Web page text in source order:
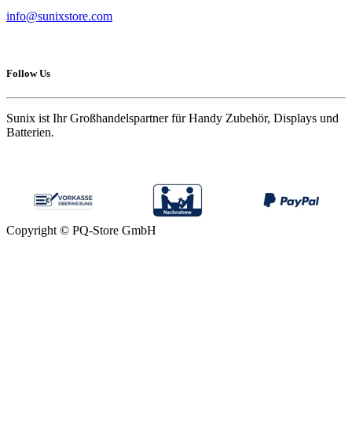
info@sunixstore.com
Follow Us
Sunix ist Ihr Großhandelspartner für Handy Zubehör, Displays und
Batterien.
Copyright © PQ-Store GmbH